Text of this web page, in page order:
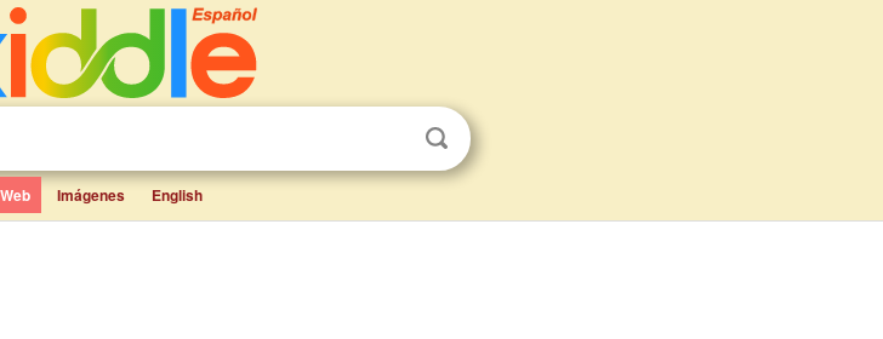
Web Imágenes English